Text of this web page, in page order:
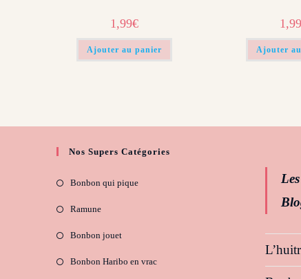
1,99€
Ajouter au panier
1,99
Ajouter
Nos Supers Catégories
Bonbon qui pique
Ramune
Bonbon jouet
Bonbon Haribo en vrac